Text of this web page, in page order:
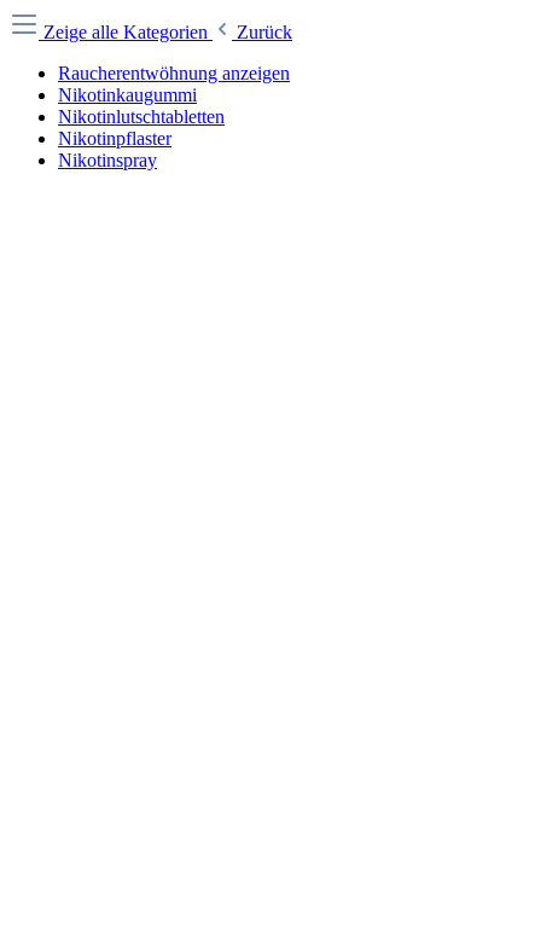
Zeige alle Kategorien
Zurück
Raucherentwöhnung anzeigen
Nikotinkaugummi
Nikotinlutschtabletten
Nikotinpflaster
Nikotinspray